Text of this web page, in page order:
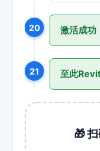
20 激活成功
21 至此
🎁